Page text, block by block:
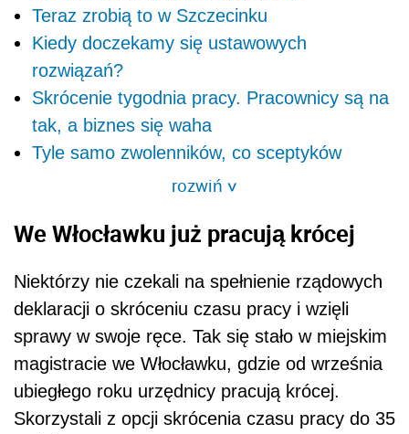
Teraz zrobią to w Szczecinku
Kiedy doczekamy się ustawowych
rozwiązań?
Skrócenie tygodnia pracy. Pracownicy są na
tak, a biznes się waha
Tyle samo zwolenników, co sceptyków
rozwiń>
We Włocławku już pracują krócej
Niektórzy nie czekali na spełnienie rządowych
deklaracji o skróceniu czasu pracy i wzięli
sprawy w swoje ręce. Tak się stało w miejskim
magistracie we Włocławku, gdzie od września
ubiegłego roku urzędnicy pracują krócej.
Skorzystali z opcji skrócenia czasu pracy do 35